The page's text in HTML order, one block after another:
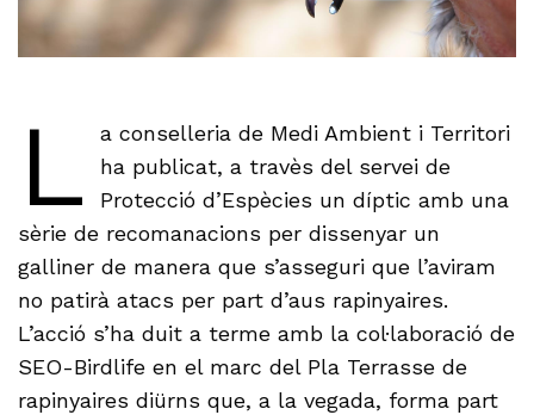
L
a conselleria de Medi Ambient i Territori
ha publicat, a travès del servei de
Protecció d’Espècies un díptic amb una
sèrie de recomanacions per dissenyar un
galliner de manera que s’asseguri que l’aviram
no patirà atacs per part d’aus rapinyaires.
L’acció s’ha duit a terme amb la col·laboració de
SEO-Birdlife en el marc del Pla Terrasse de
rapinyaires diürns que, a la vegada, forma part